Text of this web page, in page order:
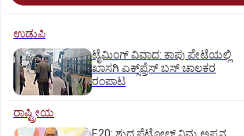
ಉಡುಪಿ
ಟೈಮಿಂಗ್‌ ವಿವಾದ: ಕಾಪು ಪೇಟೆಯಲ್ಲಿ
ಖಾಸಗಿ ಎಕ್ಸ್‌ಪ್ರೆಸ್ ಬಸ್‌ ಚಾಲಕರ
ರಂಪಾಟ
ರಾಷ್ಟ್ರೀಯ